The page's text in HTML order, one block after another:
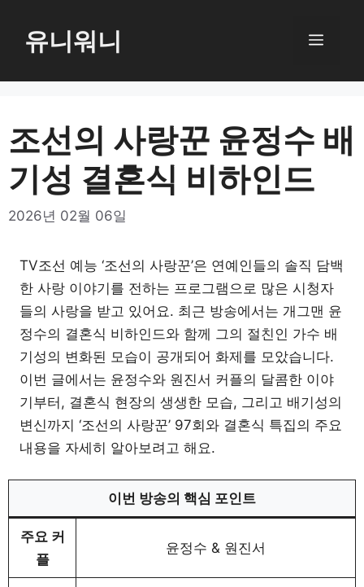
로
뛰
기
유니워니 메
조선의 사랑꾼 윤정수 배
기성 결혼식 비하인드
2026년 02월 06일
TV조선 예능 ‘조선의 사랑꾼’은 연예인들의 솔직 담백
한 사랑 이야기를 전하는 프로그램으로 많은 시청자
들의 사랑을 받고 있어요. 최근 방송에서는 개그맨 윤
정수의 결혼식 비하인드와 함께 그의 절친인 가수 배
기성의 변화된 모습이 공개되어 화제를 모았습니다.
이번 글에서는 윤정수와 원진서 커플의 달콤한 이야
기부터, 결혼식 현장의 생생한 모습, 그리고 배기성의
변신까지 ‘조선의 사랑꾼’ 97회와 결혼식 특집의 주요
내용을 자세히 알아보려고 해요.
이번 방송의 핵심 포인트
주요 커
플
윤정수 & 원진서